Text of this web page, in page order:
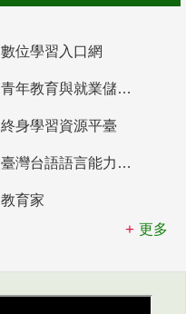
數位學習入口網
青年教育與就業儲蓄帳戶
終身學習資源平臺
臺灣台語語言能力認證網站
教育家
更多